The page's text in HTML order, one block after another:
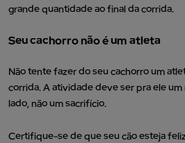
grande quantidade ao final da corrida.
Seu cachorro não é um atleta
Não tente fazer do seu cachorro um
corrida. A atividade deve ser pra ele
lado, não um sacrifício.
Certifique-se de que seu cão esteja